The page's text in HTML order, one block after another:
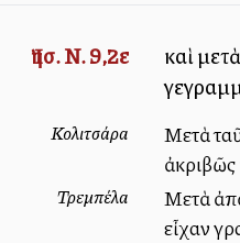
Ἰησ. Ν. 9,2ε
καὶ
Κολιτσάρα
Μετὰ
Τρεμπέλα
Μετὰ
εἶχαν